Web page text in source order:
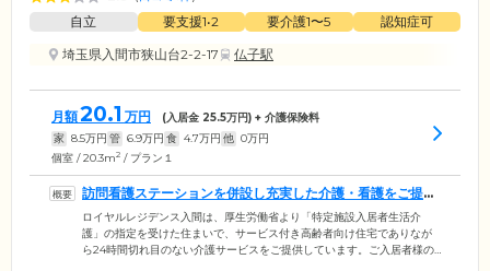
自立 要支援1•2 要介護1〜5
認知症可
埼玉県入間市狭山台2-2-17
仏子駅
月額20.1 万円 (入居金 25.5万円) + 介護保険料
家 8.5万円 管 6.9万円 食 4.7万円 他 0万円
個室 / 20.3m2 / プラン１
訪問看護ステーションを併設し充実した介護・看護をご提供
いたします
ロイヤルレジデンス入間は、厚生労働省より「特定施設入居者生活介
護」の指定を受けた住まいで、サービス付き高齢者向け住宅でありなが
ら24時間切れ目のない介護サービスをご提供しています。ご入居者様の